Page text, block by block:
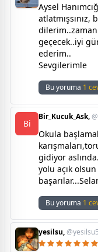
Aysel
atlatmışsınız,
dilerim..zaman
geçecek..iyi
ederim..
Sevgilerimle
Bu yoruma 1
Bi
Bir_Kucuk_Ask,
Okula
gidiyor
yolu açık
Bu yoruma 1
yesilsu,